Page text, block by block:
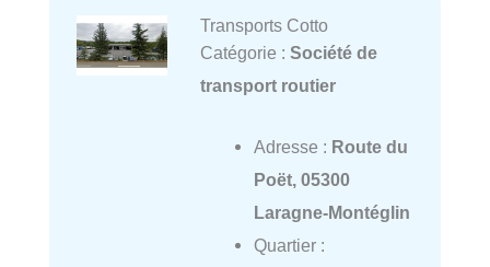
Transports Cotto
Catégorie : Société de
transport routier
Adresse : Route du
Poët, 05300
Laragne-Montéglin
Quartier :